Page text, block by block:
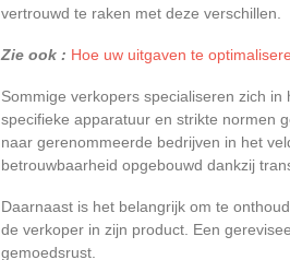
vertrouwd te raken met deze verschillen.
Zie ook : Hoe uw uitgaven te
Sommige verkopers specialiseren zich
specifieke apparatuur en strikte normen
naar gerenommeerde bedrijven in het
betrouwbaarheid opgebouwd dankzij
Daarnaast is het belangrijk om te
de verkoper in zijn product. Een
gemoedsrust.